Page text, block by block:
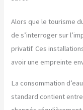
Alors que le tourisme
de s’interroger sur
privatif. Ces
avoir une empreinte
La consommation
standard contient